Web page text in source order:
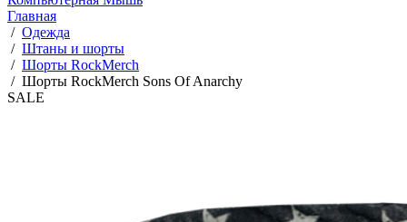
Главная
/ Одежда
/ Штаны и шорты
/ Шорты RockMerch
/ Шорты RockMerch Sons Of Anarchy
SALE